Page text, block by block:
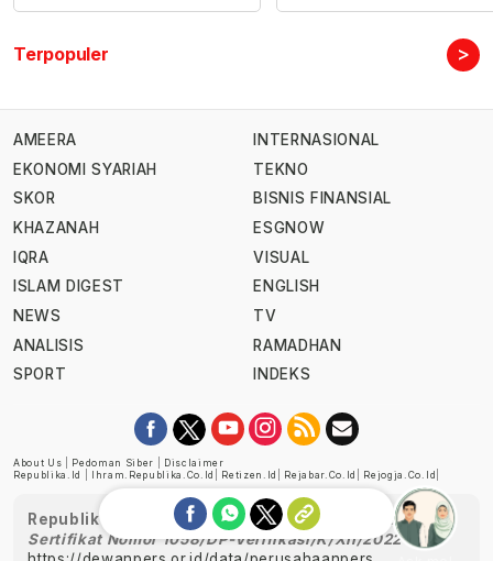
Terpopuler >
AMEERA
EKONOMI SYARIAH
SKOR
KHAZANAH
IQRA
ISLAM DIGEST
NEWS
ANALISIS
SPORT
INTERNASIONAL
TEKNO
BISNIS FINANSIAL
ESGNOW
VISUAL
ENGLISH
TV
RAMADHAN
INDEKS
About Us Pedoman Siber
Disclaimer
Republika.id
Ihram.republika.co.id Retizen.id Rejabar.co.id Rejogja.co.id
Republika telah diverifikasi oleh Dewan Pers
Sertifikat Nomor 1058/DP-Verifikasi/K/XII/2022